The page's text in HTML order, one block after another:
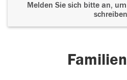
Melden Sie sich bitte an,
schreiben